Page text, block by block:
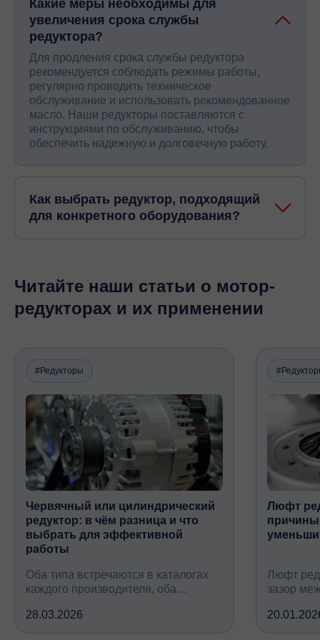
Какие меры необходимы для
увеличения срока службы
редуктора?
Для продления срока службы редуктора
рекомендуется соблюдать режимы работы,
регулярно проводить техническое
обслуживание и использовать рекомендованное
масло. Наши редукторы поставляются с
инструкциями по обслуживанию, чтобы
обеспечить надежную и долговечную работу.
Как выбрать редуктор, подходящий
для конкретного оборудования?
Читайте наши статьи о мотор-
редукторах и их применении
#Редукторы
Червячный или цилиндрический
редуктор: в чём разница и что
выбрать для эффективной
работы
Оба типа встречаются в каталогах
каждого производителя, оба
крутящий момент, но устроены
принципиально по-разному, при
28.03.2026
Люфт
Люфт
зазор
всех